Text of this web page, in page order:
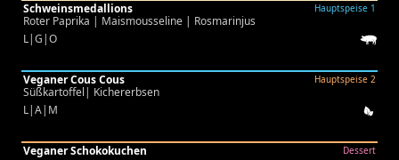
Schweinsmedallions Hauptspeise 1
Roter Paprika | Maismousseline | Rosmarinjus
L|G|O
Veganer Cous Cous Hauptspeise 2
Süßkartoffel| Kichererbsen
L|A|M
Veganer Schokokuchen Dessert